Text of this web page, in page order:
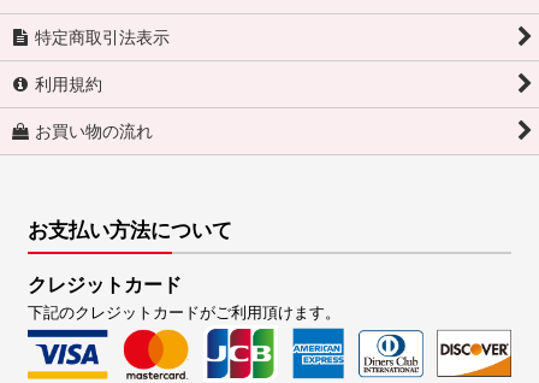
特定商取引法表示
利用規約
お買い物の流れ
お支払い方法について
クレジットカード
下記のクレジットカードがご利用頂けます。